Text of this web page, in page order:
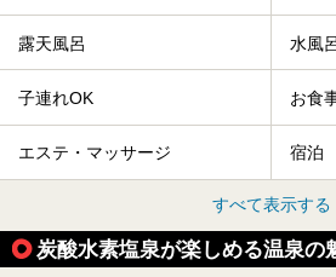
露天風呂 水風
子連れOK お食
エステ・マッサージ 宿泊
すべて表示する
炭酸水素塩泉が楽しめる温泉の